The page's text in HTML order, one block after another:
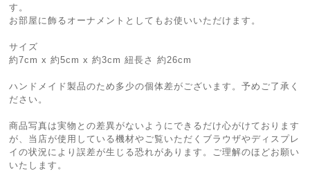
す。
お部屋に飾るオーナメントとしてもお使いいただけます。
サイズ
約7cm x 約5cm x 約3cm 紐長さ 約26cm
ハンドメイド製品のため多少の個体差がございます。予めご了承く
ださい。
商品写真は実物との差異がないようにできるだけ心がけております
が、当店が使用している機材やご覧いただくブラウザやディスプレ
イの状況により誤差が生じる恐れがあります。ご理解のほどお願い
いたします。